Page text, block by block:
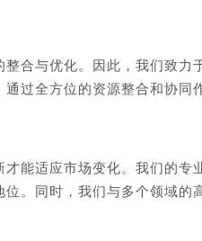
合与优化。因此，我们致
过全方位的资源整合和协
能适应市场变化。我们的
。同时，我们与多个领域